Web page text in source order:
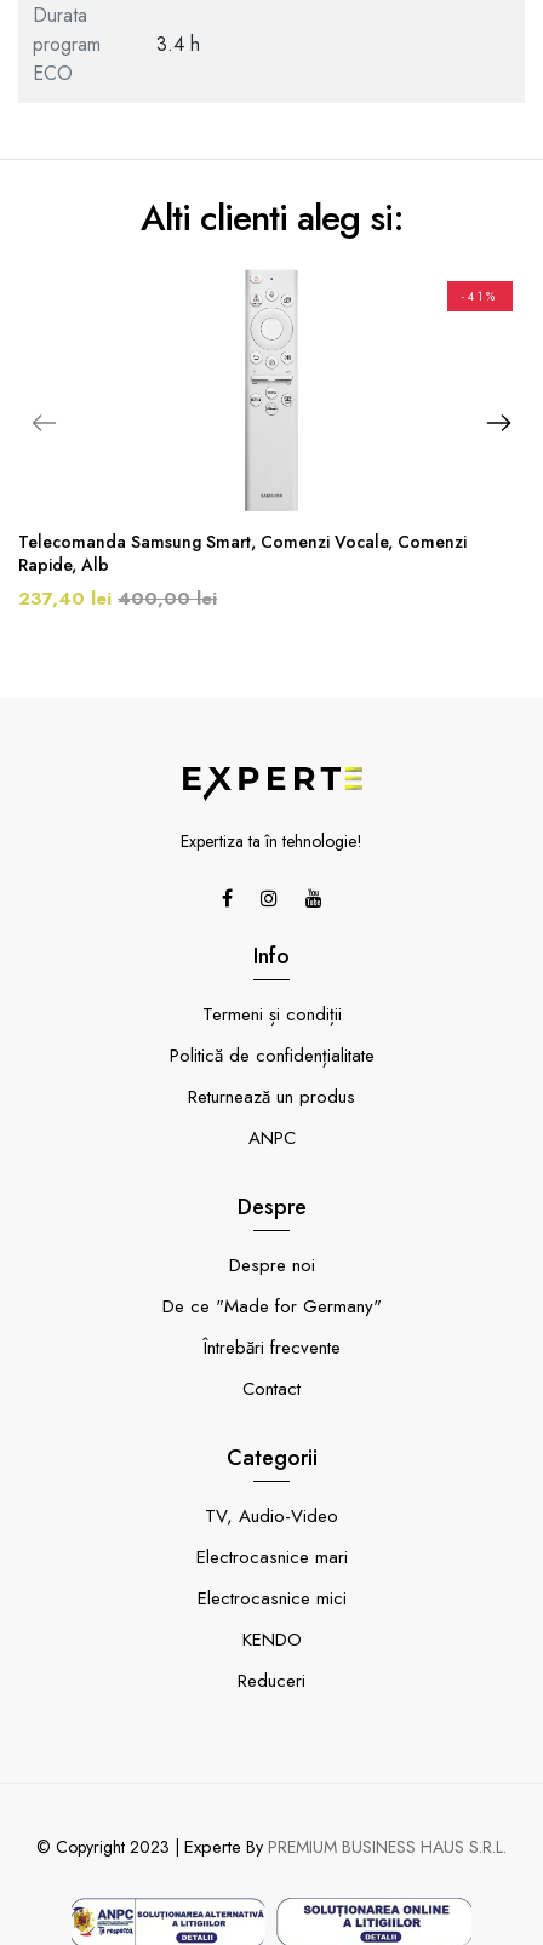
Durata
program
ECO
3.4 h
Alti clienti aleg si:
-41%
Telecomanda Samsung Smart, Comenzi Vocale, Comenzi
Rapide, Alb
237,40 lei 400,00 lei
Expertiza ta în tehnologie!
Info
Termeni și condiții
Politică de confidențialitate
Returnează un produs
ANPC
Despre
Despre noi
De ce "Made for Germany"
Întrebări frecvente
Contact
Categorii
TV, Audio-Video
Electrocasnice mari
Electrocasnice mici
KENDO
Reduceri
© Copyright 2023 | Experte By PREMIUM BUSINESS HAUS S.R.L.